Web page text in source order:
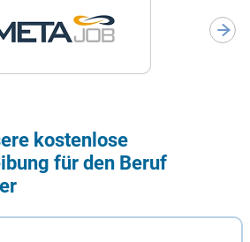
kostenlose
für den Beruf